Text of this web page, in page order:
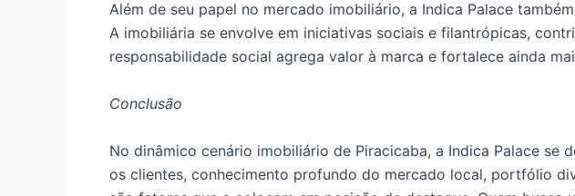
Além de seu papel no mercado imobiliário, a Indica Palace
A imobiliária se envolve em iniciativas sociais e filantrópicas,
responsabilidade social agrega valor à marca e fortalece ainda
Conclusão
No dinâmico cenário imobiliário de Piracicaba, a Indica Palace se
os clientes, conhecimento profundo do mercado local, portfólio